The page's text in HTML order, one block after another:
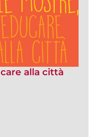
alla città